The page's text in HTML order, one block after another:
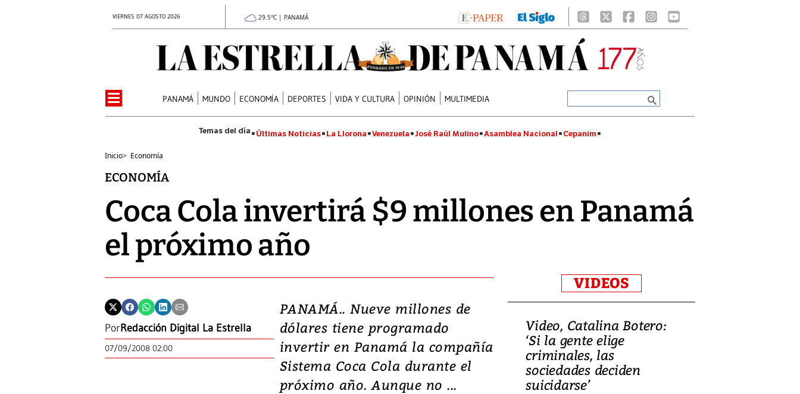
VIERNES 07 AGOSTO 2026 29.5°C | PANAMÁ
PANAMÁ MUNDO ECONOMÍA DEPORTES VIDA Y CULTURA OPINIÓN MULTIMEDIA
Últimas Noticias La Llorona Venezuela José Raúl Mulino Asamblea Nacional Cepanim
Inicio> Economía
ECONOMÍA
Coca Cola invertirá $9 millones en Panamá
el próximo año
PorRedacción Digital La Estrella
07/09/2008 02:00
PANAMÁ.. Nueve millones de
dólares tiene programado
invertir en Panamá la compañía
Sistema Coca Cola durante el
próximo año. Aunque no ...
VIDEOS
Video, Japón: Terremoto
deja heridos y graves
daños en Kumamoto
Video, Catalina Botero:
‘Si la gente elige
criminales, las
sociedades deciden
suicidarse’